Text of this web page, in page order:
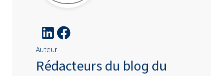
Auteur
Rédacteurs du blog du